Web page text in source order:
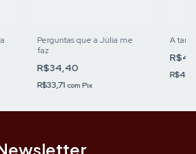
Perguntas que a Júlia me
faz
R$34,40
R$33,71com Pix
A